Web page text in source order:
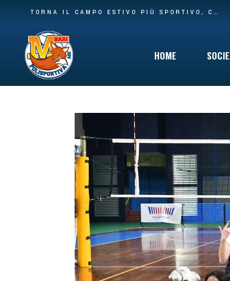
TORNA IL CAMPO ESTIVO PIÙ SPORTIVO, COINVOLGENTE E DIVERTENTE CHE C’È: DAL 10 GIUGNO VIA AL SUMMER CAMP DELLA POLISPORTIVA M BARI
HOME